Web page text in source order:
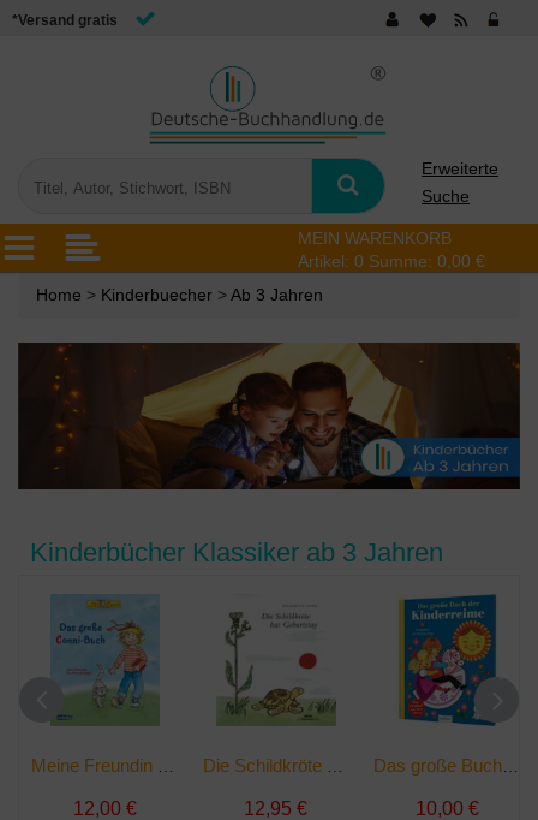
*Versand gratis
Erweiterte
Suche
MEIN WARENKORB
Artikel: 0 Summe: 0,00 €
Home > Kinderbuecher >Ab 3 Jahren
Kinderbücher Klassiker ab 3 Jahren
12,00 € 12,95 € 10,00 €